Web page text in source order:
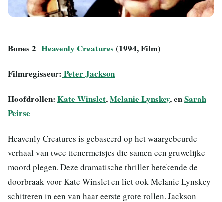
Bones 2 Heavenly Creatures (1994, Film)
Filmregisseur: Peter Jackson
Hoofdrollen: Kate Winslet,Melanie Lynskey, enSarah
Peirse
Heavenly Creatures is gebaseerd op het waargebeurde
verhaal van twee tienermeisjes die samen een gruwelijke
moord plegen. Deze dramatische thriller betekende de
doorbraak voor Kate Winslet en liet ook Melanie Lynskey
schitteren in een van haar eerste grote rollen. Jackson